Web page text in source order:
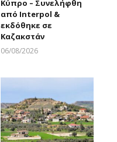
Κύπρο – Συνελήφθη
από Interpol &
εκδόθηκε σε
Καζακστάν
06/08/2026